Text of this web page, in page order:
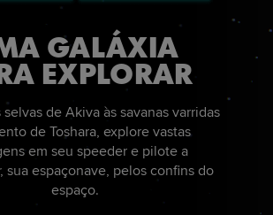
GALÁXIA
EXPLORAR
selvas de Akiva às savanas varridas
de Toshara, explore vastas
em seu speeder e pilote a
, sua espaçonave, pelos confins do
espaço.